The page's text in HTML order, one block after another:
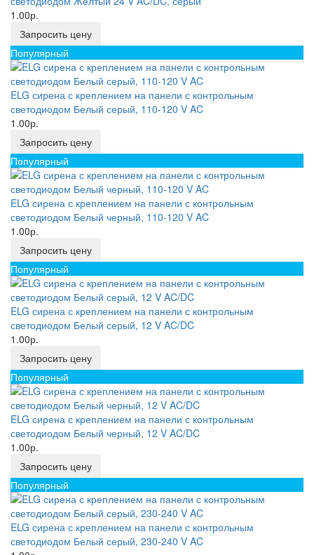
1.00р.
Запросить цену
Популярный
ELG сирена с креплением на панели с контрольным
светодиодом Белый серый, 110-120 V AC
1.00р.
Запросить цену
Популярный
ELG сирена с креплением на панели с контрольным
светодиодом Белый черный, 110-120 V AC
1.00р.
Запросить цену
Популярный
ELG сирена с креплением на панели с контрольным
светодиодом Белый серый, 12 V AC/DC
1.00р.
Запросить цену
Популярный
ELG сирена с креплением на панели с контрольным
светодиодом Белый черный, 12 V AC/DC
1.00р.
Запросить цену
Популярный
ELG сирена с креплением на панели с контрольным
светодиодом Белый серый, 230-240 V AC